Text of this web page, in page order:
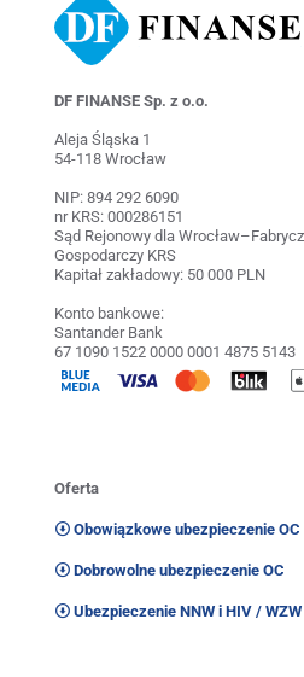
DF FINANSE Sp. z o.o.
Aleja Śląska 1
54-118 Wrocław
NIP: 894 292 6090
nr KRS: 000286151
Sąd Rejonowy dla
Gospodarczy KRS
Kapitał zakładowy: 50 000 PLN
Konto bankowe:
Santander Bank
67 1090 1522 0000 0001 4875 5143
Oferta
Obowiązkowe ubezpieczenie OC
Dobrowolne ubezpieczenie OC
Ubezpieczenie NNW i HIV / WZW